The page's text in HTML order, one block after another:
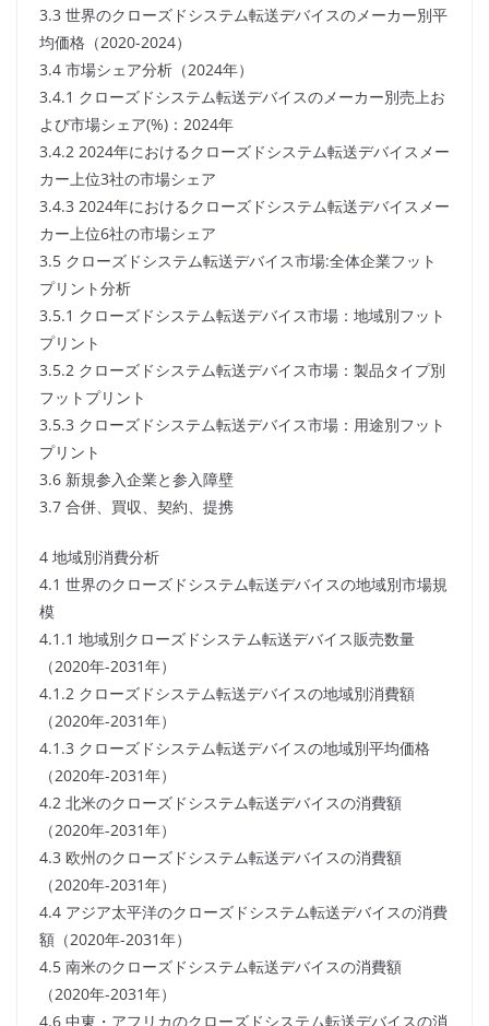
3.3 世界のクローズドシステム転送デバイスのメーカー別平
均価格（2020-2024）
3.4 市場シェア分析（2024年）
3.4.1 クローズドシステム転送デバイスのメーカー別売上お
よび市場シェア(%)：2024年
3.4.2 2024年におけるクローズドシステム転送デバイスメー
カー上位3社の市場シェア
3.4.3 2024年におけるクローズドシステム転送デバイスメー
カー上位6社の市場シェア
3.5 クローズドシステム転送デバイス市場:全体企業フット
プリント分析
3.5.1 クローズドシステム転送デバイス市場：地域別フット
プリント
3.5.2 クローズドシステム転送デバイス市場：製品タイプ別
フットプリント
3.5.3 クローズドシステム転送デバイス市場：用途別フット
プリント
3.6 新規参入企業と参入障壁
3.7 合併、買収、契約、提携
4 地域別消費分析
4.1 世界のクローズドシステム転送デバイスの地域別市場規
模
4.1.1 地域別クローズドシステム転送デバイス販売数量
（2020年-2031年）
4.1.2 クローズドシステム転送デバイスの地域別消費額
（2020年-2031年）
4.1.3 クローズドシステム転送デバイスの地域別平均価格
（2020年-2031年）
4.2 北米のクローズドシステム転送デバイスの消費額
（2020年-2031年）
4.3 欧州のクローズドシステム転送デバイスの消費額
（2020年-2031年）
4.4 アジア太平洋のクローズドシステム転送デバイスの消費
額（2020年-2031年）
4.5 南米のクローズドシステム転送デバイスの消費額
（2020年-2031年）
4.6 中東・アフリカのクローズドシステム転送デバイスの消